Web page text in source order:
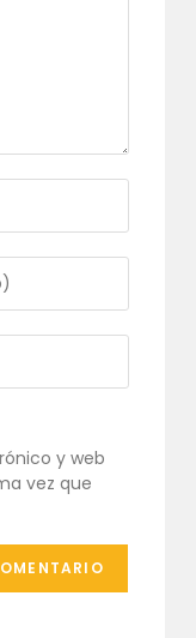
y web
vez que